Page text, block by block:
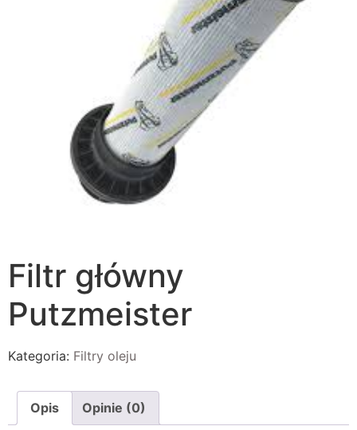
Filtr główny
Putzmeister
Kategoria: Filtry oleju
Opis Opinie (0)